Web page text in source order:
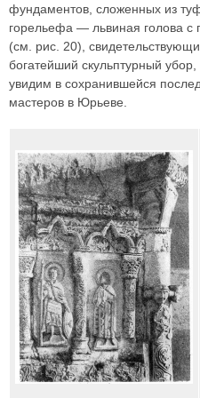
фундаментов, сложенных из
горельефа — львиная голова с
(см. рис. 20),
богатейший скульптурный
увидим в сохранившейся
мастеров в Юрьеве.